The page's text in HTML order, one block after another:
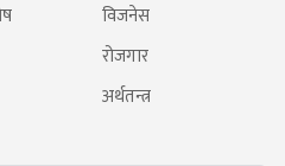
विजनेस
रोजगार
अर्थतन्त्र